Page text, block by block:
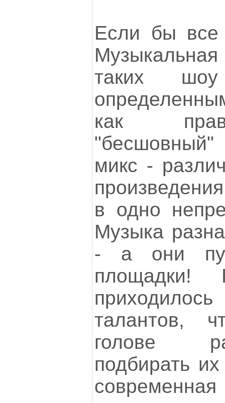
Если бы все
таких
как
микс -
в одно
Музыка
- а они
площадки!
талантов,
голове
подбирать